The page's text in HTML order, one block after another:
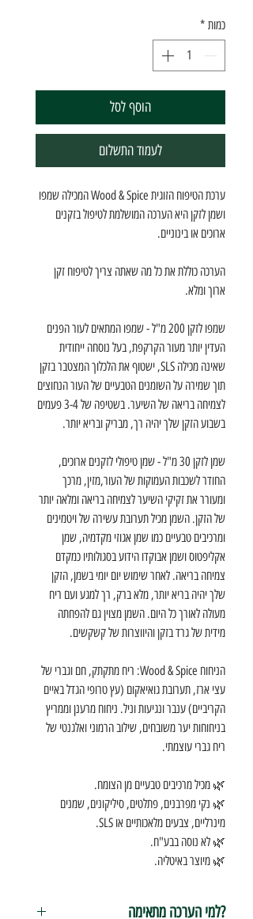
כמות *
הוסף לסל
לעמוד התשלום
ערכת הטיפוח הזוגית Wood & Spice המכילה שמפו
ושמן לזקן היא הערכה המושלמת לטיפול בזקנים
ארוכים או בינוניים.
הערכה כוללת את כל מה שאתה צריך לטיפוח זקן
ארוך ומלא.
שמפו לזקן 200 מ"ל - שמפו המתאים לעור הפנים
העדין יותר מעור הקרקפת, בעל נוסחה ייחודית
שאינה מכילה SLS, ישטוף את הלכלוך המצטבר בזקן
תוך שמירה על השומנים הטבעיים של העור הנחוצים
לצמיחה בריאה של השיער. בשטיפה של 3-4 פעמים
בשבוע הזקן שלך יהיה רך, מבריק ובריא יותר.
שמן לזקן 30 מ"ל - שמן טיפולי לזקנים ארוכים,
החודר לשכבות העמוקות של העור,מזין, מרכך
ומעורר את זקיקי השיער לצמיחה בריאה ומלאה יותר
של הזקן. השמן מכיל תערובת עשירה של ויטמינים
ומרכיבים טבעיים כמו שמן אגוזי מקדמיה, שמן
אקליפטוס ושמן אבוקדו הידוע בסגולותיו כמקדם
צמיחה בריאה. לאחר שימוש יום יומי בשמן, הזקן
שלך יהיה בריא יותר, מלא ברק, רך למגע ועם ריח
מעולה לאורך כל היום. השמן מצוין גם להפחתה
מידית של גרד בזקן והיווצרות של קשקשים.
הניחוח Wood & Spice: ריח מתקתק, חם וגברי של
עצי ארז, תערובת גואיאקום (עץ טרופי הגדל באיים
הקריביים) ענבר ונגיעות וניל. ניחוח מרענן וממריץ
בניחוחות יער משובחים, שילוב הרמוני ואלגנטי של
ריח גברי עוצמתי.
🌿 מכיל מרכיבים טבעיים מן הצומח.
🌿 נקי מפרבנים, פתלטים, סיליקונים, שמנים
מינרליים, צבעים מלאכותיים או SLS.
🌿 לא נוסה בבע"ח.
🌿 מיוצר באיטליה.
?למי הערכה מתאימה